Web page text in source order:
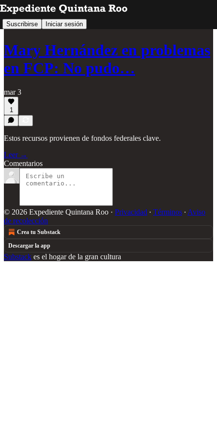
Suscribirse Iniciar sesión
Mary Hernández en problemas
en FCP: No pudo…
mar 3
1
Estos recursos provienen de fondos federales clave.
Leer →
Comentarios
© 2026 Expediente Quintana Roo · Privacidad ∙ Términos ∙ Aviso
de recolección
Crea tu Substack
Descargar la app
Substack es el hogar de la gran cultura